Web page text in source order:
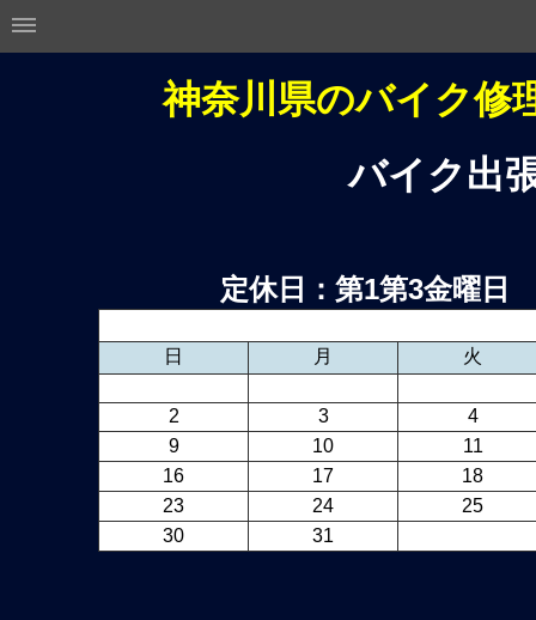
神奈川県のバイク修
バイク出
定休日：第1第3金
日 月 火
2 3
4
9
10
11
16
17
18
23
24
25
30
31